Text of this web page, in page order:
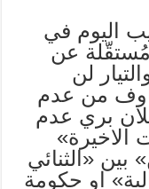
اليوم في
مُستقّلة عن
لن
من عدم
بري عدم
«الثنائي
او حكومة